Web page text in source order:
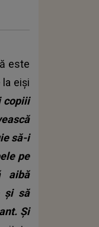
este
eiși
copiii
să-i
pe
aibă
și să
Și